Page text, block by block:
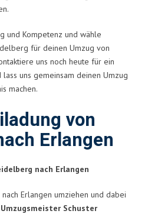
und Kompetenz und wähle
für deinen Umzug von
uns noch heute für ein
uns gemeinsam deinen Umzug
machen.
von
Erlangen
nach Erlangen
Erlangen umziehen und dabei
Umzugsmeister Schuster